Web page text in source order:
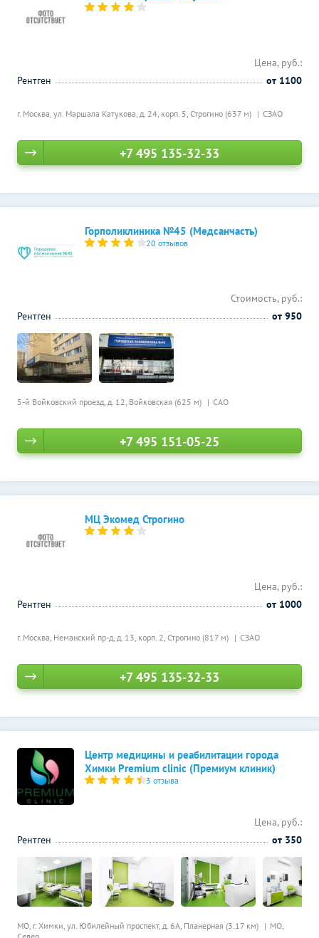
г. Москва, ул. Маршала Катукова, д. 24, корп. 5, Строгино (637 м) СЗАО
Цена, руб.:
Рентген
от 1100
+7 495 135-32-33
Горполиклиника №45 (Медсанчасть)
20 отзывов
5-й Войковский проезд, д. 12, Войковская (625 м) САО
Стоимость, руб.:
Рентген
от 950
+7 495 151-05-25
МЦ Экомед Строгино
г. Москва, Неманский пр-д, д. 13, корп. 2, Строгино (817 м) СЗАО
Цена, руб.:
Рентген
от 1000
+7 495 135-32-33
Центр медицины и реабилитации города
Химки Premium clinic (Премиум клиник)
3 отзыва
МО, г. Химки, ул. Юбилейный проспект, д. 6А, Планерная (3.17 км)
МО,
Цена, руб.:
Рентген
от 350